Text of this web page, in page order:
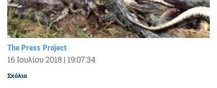
The Press Project
16 Ιουλίου 2018 | 19:07:34
Σχόλια